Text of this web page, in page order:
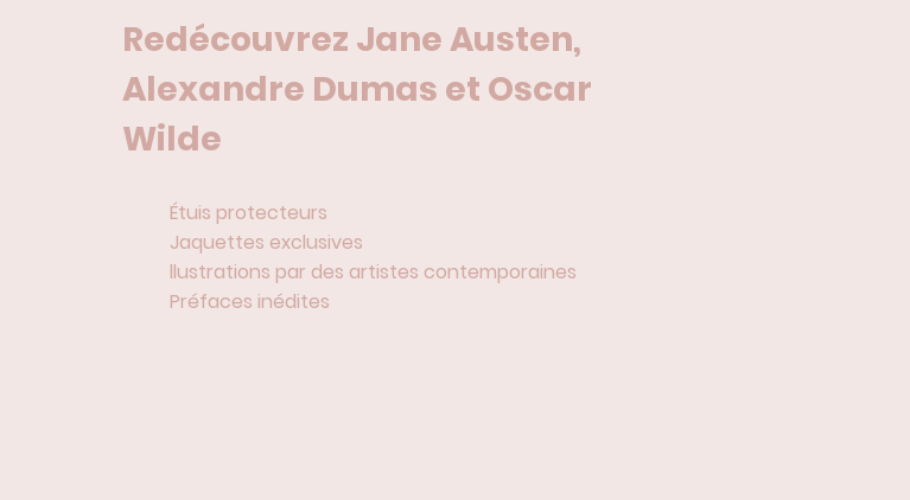
Redécouvrez Jane Austen,
Alexandre Dumas et Oscar
Wilde
Étuis protecteurs
Jaquettes exclusives
llustrations par des artistes contemporaines
Préfaces inédites